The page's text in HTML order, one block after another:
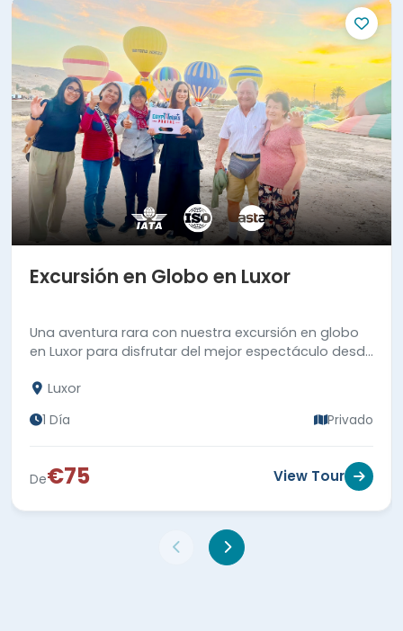
Excursión en Globo en Luxor
Una aventura rara con nuestra excursión en globo
en Luxor para disfrutar del mejor espectáculo desde
Luxor
1 Día Privado
De€75 View Tour